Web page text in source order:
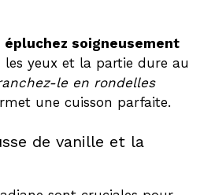
épluchez soigneusement
les yeux et la partie dure au
le en rondelles
une cuisson parfaite.
de vanille et la